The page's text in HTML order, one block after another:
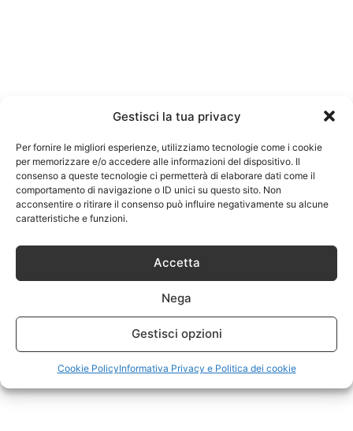
Gestisci la tua privacy
Per fornire le migliori esperienze, utilizziamo tecnologie come i cookie
per memorizzare e/o accedere alle informazioni del dispositivo. Il
consenso a queste tecnologie ci permetterà di elaborare dati come il
comportamento di navigazione o ID unici su questo sito. Non
acconsentire o ritirare il consenso può influire negativamente su alcune
caratteristiche e funzioni.
Accetta
Nega
Gestisci opzioni
Cookie PolicyInformativa Privacy e Politica dei cookie